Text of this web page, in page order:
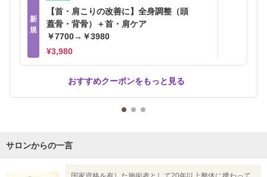
新
規
【首・肩こりの改善に】全身調整（頭
蓋骨・背骨）＋首・肩ケア
￥7700→￥3980
¥3,980
おすすめクーポンをもっと見る
サロンからの一言